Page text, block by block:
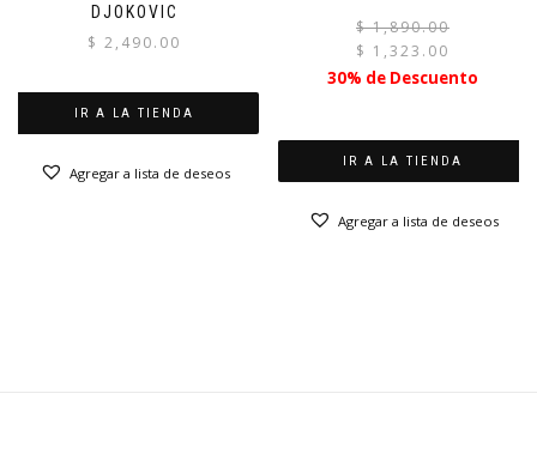
DJOKOVIC
$ 2,490.00
IR A LA TIENDA
Agregar a lista de deseos
$1,890.00
$ 1,323.00
30% de Descuento
IR A LA TIENDA
Agregar a lista de deseos